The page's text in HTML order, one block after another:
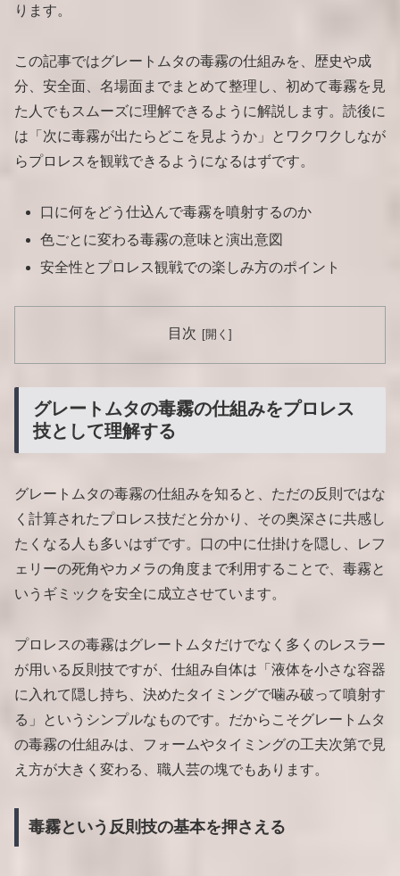
ります。
この記事ではグレートムタの毒霧の仕組みを、歴史や成
分、安全面、名場面までまとめて整理し、初めて毒霧を見
た人でもスムーズに理解できるように解説します。読後に
は「次に毒霧が出たらどこを見ようか」とワクワクしなが
らプロレスを観戦できるようになるはずです。
口に何をどう仕込んで毒霧を噴射するのか
色ごとに変わる毒霧の意味と演出意図
安全性とプロレス観戦での楽しみ方のポイント
目次
グレートムタの毒霧の仕組みをプロレス
技として理解する
グレートムタの毒霧の仕組みを知ると、ただの反則ではな
く計算されたプロレス技だと分かり、その奥深さに共感し
たくなる人も多いはずです。口の中に仕掛けを隠し、レフ
ェリーの死角やカメラの角度まで利用することで、毒霧と
いうギミックを安全に成立させています。
プロレスの毒霧はグレートムタだけでなく多くのレスラー
が用いる反則技ですが、仕組み自体は「液体を小さな容器
に入れて隠し持ち、決めたタイミングで噛み破って噴射す
る」というシンプルなものです。だからこそグレートムタ
の毒霧の仕組みは、フォームやタイミングの工夫次第で見
え方が大きく変わる、職人芸の塊でもあります。
毒霧という反則技の基本を押さえる